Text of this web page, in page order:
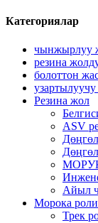
Категориялар
чынжырлуу
резина
болоттон
Резина жол
ASV
Айыл
Морока
Трек